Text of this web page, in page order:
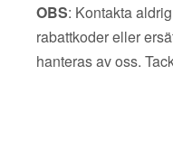
OBS: Kontakta
rabattkoder eller
hanteras av oss.